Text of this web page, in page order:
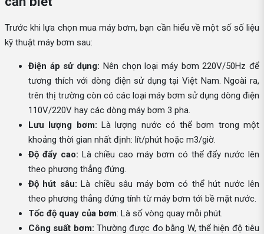
Trước khi lựa chọn mua máy bơm, bạn cần hiểu về một số số liệu
kỹ thuật máy bơm sau:
Điện áp sử dụng: Nên chọn loại máy bơm 220V/50Hz để
tương thích với dòng điện sử dụng tại Việt Nam. Ngoài ra,
trên thị trường còn có các loại máy bơm sử dụng dòng điện
110V/220V hay các dòng máy bơm 3 pha.
Lưu lượng bơm: Là lượng nước có thể bơm trong một
khoảng thời gian nhất định: lít/phút hoặc m3/giờ.
Độ đẩy cao: Là chiều cao máy bơm có thể đẩy nước lên
theo phương thẳng đứng.
Độ hút sâu: Là chiều sâu máy bơm có thể hút nước lên
theo phương thẳng đứng tính từ máy bơm tới bề mặt nước.
Tốc độ quay của bơm: Là số vòng quay mỗi phút.
Công suất bơm: Thường được đo bằng W, thể hiện độ tiêu